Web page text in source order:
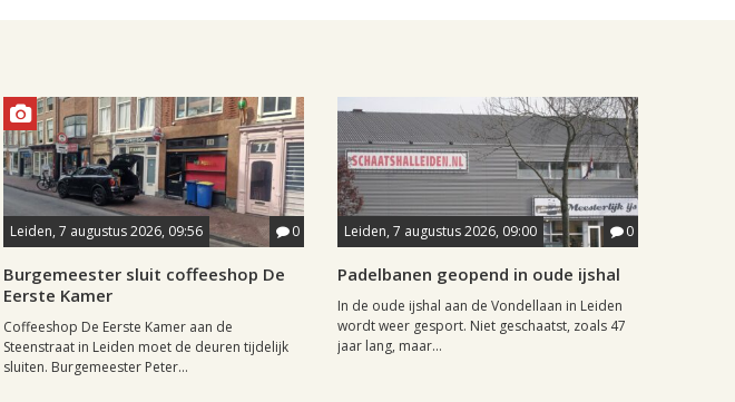
Leiden, 7 augustus 2026, 09:56 0
Burgemeester sluit coffeeshop De
Eerste Kamer
Coffeeshop De Eerste Kamer aan de
Steenstraat in Leiden moet de deuren tijdelijk
sluiten. Burgemeester Peter...
Leiden, 7 augustus 2026, 09:00 0
Padelbanen geopend in oude ijshal
In de oude ijshal aan de Vondellaan in Leiden
wordt weer gesport. Niet geschaatst, zoals 47
jaar lang, maar...